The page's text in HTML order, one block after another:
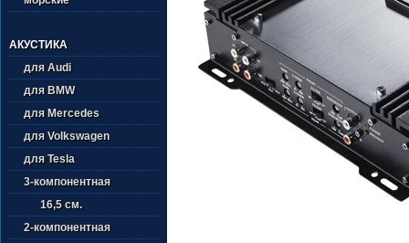
АКУСТИКА
для Audi
для BMW
для Mercedes
для Volkswagen
для Tesla
3-компонентная
16,5 см.
2-компонентная